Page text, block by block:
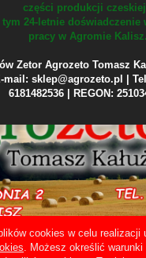
cookies w celu realizacji
. Możesz określić warunki
części produkcji
24-letnie doświadczenie
pracy w Agromie Kalisz.
Zetor Agrozeto Tomasz
mail: sklep@agrozeto.pl |
6181482536 | REGON:
Sklep internetowy Shoper